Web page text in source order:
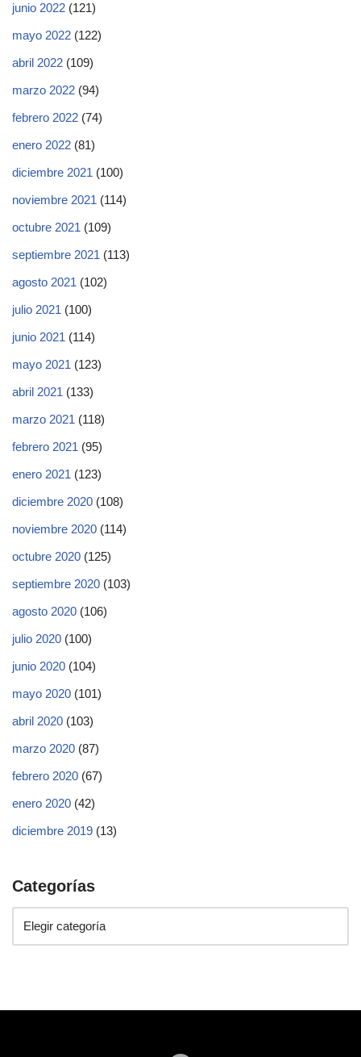
junio 2022 (121)
mayo 2022 (122)
abril 2022 (109)
marzo 2022 (94)
febrero 2022 (74)
enero 2022 (81)
diciembre 2021 (100)
noviembre 2021 (114)
octubre 2021 (109)
septiembre 2021 (113)
agosto 2021 (102)
julio 2021 (100)
junio 2021 (114)
mayo 2021 (123)
abril 2021 (133)
marzo 2021 (118)
febrero 2021 (95)
enero 2021 (123)
diciembre 2020 (108)
noviembre 2020 (114)
octubre 2020 (125)
septiembre 2020 (103)
agosto 2020 (106)
julio 2020 (100)
junio 2020 (104)
mayo 2020 (101)
abril 2020 (103)
marzo 2020 (87)
febrero 2020 (67)
enero 2020 (42)
diciembre 2019 (13)
Categorías